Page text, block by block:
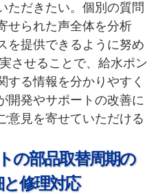
ただきたい。個別の質問
せられた声全体を分析
を提供できるように努め
させることで、給水ポン
する情報を分かりやすく
開発やサポートの改善に
意見を寄せていただける
の部品取替周期の
修理対応